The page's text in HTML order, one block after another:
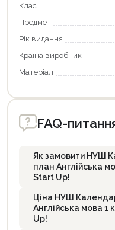
Клас
Предмет
Рік видання
Країна виробник
Матеріал
FAQ-
Як замовити НУШ
план Англійська
Start Up!
Ціна НУШ
Англійська мова 1
Up!